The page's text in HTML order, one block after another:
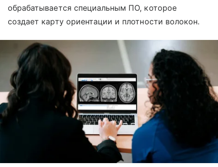
обрабатывается специальным ПО, которое
создает карту ориентации и плотности волокон.